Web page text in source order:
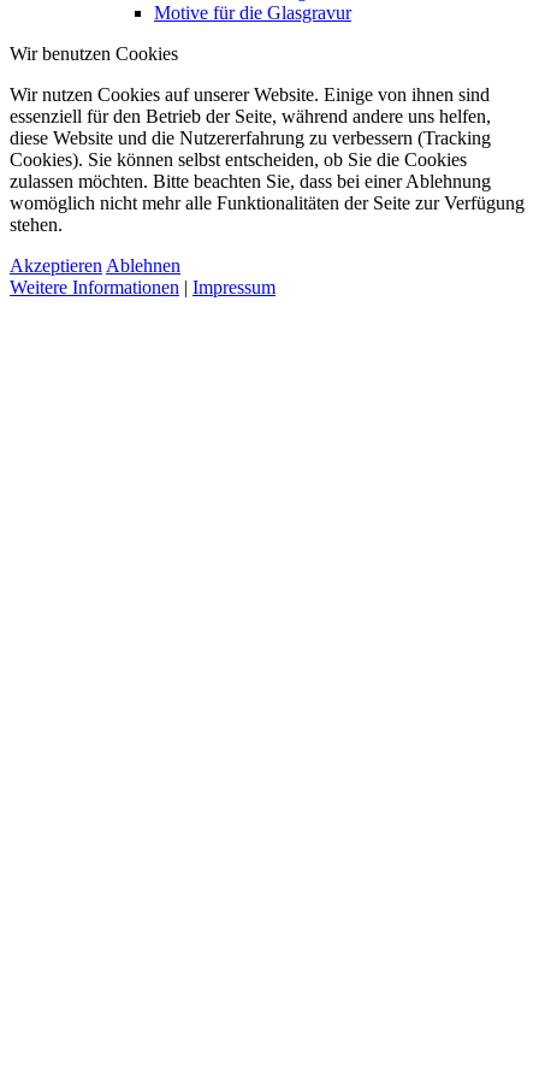
Motive für die Glasgravur
Wir benutzen Cookies
Wir nutzen Cookies auf unserer Website. Einige von ihnen sind
essenziell für den Betrieb der Seite, während andere uns helfen,
diese Website und die Nutzererfahrung zu verbessern (Tracking
Cookies). Sie können selbst entscheiden, ob Sie die Cookies
zulassen möchten. Bitte beachten Sie, dass bei einer Ablehnung
womöglich nicht mehr alle Funktionalitäten der Seite zur Verfügung
stehen.
Akzeptieren Ablehnen
Weitere Informationen | Impressum